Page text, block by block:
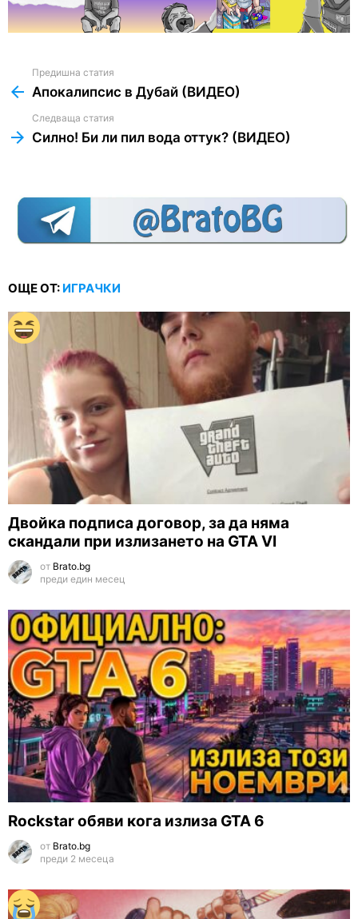
more
Предишна статия
Апокалипсис в Дубай (ВИДЕО)
Следваща статия
Силно! Би ли пил вода оттук? (ВИДЕО)
ОЩЕ ОТ: ИГРАЧКИ
Двойка подписа договор, за да няма
скандали при излизането на GTA VI
от Brato.bg
преди един месец
Rockstar обяви кога излиза GTA 6
от Brato.bg
преди 2 месеца